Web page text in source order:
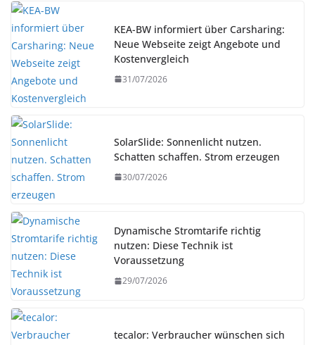
KEA-BW informiert über Carsharing:
Neue Webseite zeigt Angebote und
Kostenvergleich
31/07/2026
SolarSlide: Sonnenlicht nutzen.
Schatten schaffen. Strom erzeugen
30/07/2026
Dynamische Stromtarife richtig
nutzen: Diese Technik ist
Voraussetzung
29/07/2026
tecalor: Verbraucher wünschen sich